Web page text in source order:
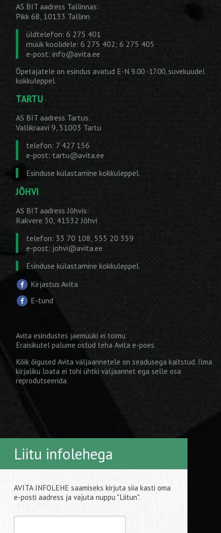
AS BIT aadress Tallinnas:
Pikk 68, 10133 Tallinn
üldtelefon: 6 275 401
müük koolidele: 6 275 402; 6 275 405
e-post: info@avita.ee
Õpetajatele on esindus avatud E-N 9.00 -17.00, suvekuudel
kokkuleppel.
TARTU
AS BIT aadress Tartus:
Vallikraavi 9, 51003 Tartu
telefon: 7 427 156
e-post: tartu@avita.ee
Esinduse külastamine kokkuleppel.
JÕHVI
AS BIT aadress Jõhvis:
Rakvere 30, 41532 Jõhvi
telefon: 33 70 108, 555 20 359
e-post: johvi@avita.ee
Esinduse külastamine kokkuleppel.
Kirjastus Avita
E-tund
Avita esindustes jaemüüki ei toimu.
Eraisikutel palume ostud teha Avita e-poes.
Kõik õigused Avita väljaannetele on seadusega kaitstud. Ilma
kirjaliku loata ei tohi ühtki väljaannet ega selle osa
reprodutseerida.
Liitu infolehega
AVITA INFOLEHE saamiseks kirjuta siia kasti oma
e-posti aadress ja vajuta nuppu "Liitun".